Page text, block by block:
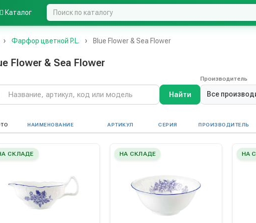
Каталог
Фарфор цветной P.L. Blue Flower & Sea Flower
Flower & Sea Flower
Найти
Производитель
Все
НАИМЕНОВАНИЕ АРТИКУЛ СЕРИЯ ПРОИЗВОДИТЕЛЬ
СКЛАДЕ НА СКЛАДЕ НА